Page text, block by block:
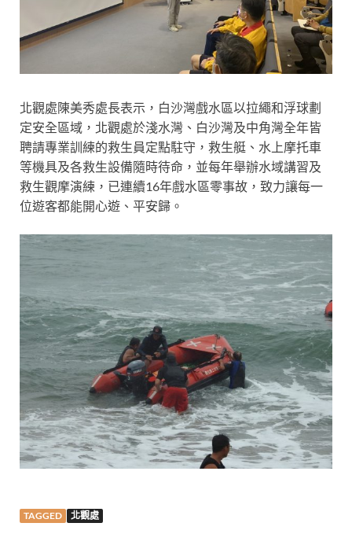
北觀處陳美秀處長表示，白沙灣戲水區以拉繩和浮球劃
定安全區域，北觀處於淺水灣、白沙灣及中角灣全年皆
聘請專業訓練的救生員定點駐守，救生艇、水上摩托車
等機具及各救生設備隨時待命，並每年舉辦水域講習及
救生觀摩演練，已連續16年戲水區零事故，致力讓每一
位遊客都能開心遊、平安歸。
TAGGED 北觀處